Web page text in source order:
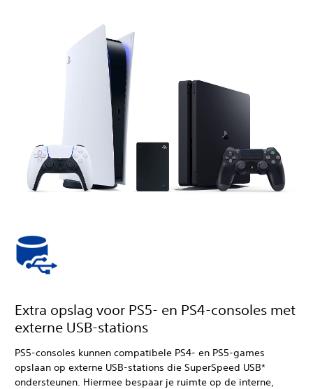
Extra opslag voor PS5- en PS4-consoles met
externe USB-stations
PS5-consoles kunnen compatibele PS4- en PS5-games
opslaan op externe USB-stations die SuperSpeed USB*
ondersteunen. Hiermee bespaar je ruimte op de interne,